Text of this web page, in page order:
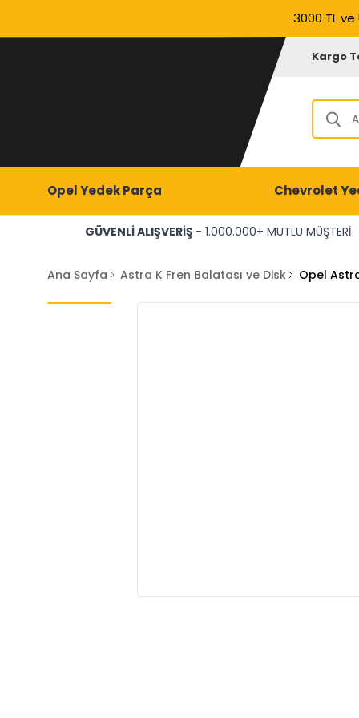
3000 TL
Kargo
Opel Yedek Parça Chevrolet
GÜVENLİ ALIŞVERİŞ - 1.000.000+ MUTLU MÜŞTERİ
Ana Sayfa Astra K Fren Balatası ve Disk Opel